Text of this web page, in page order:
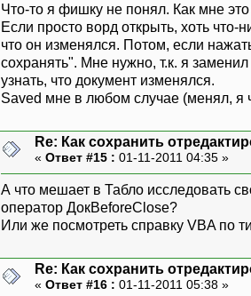
Что-то я фишку не понял. Как мне
Если просто ворд открыть, хоть что-
что он изменялся. Потом, если
сохранять". Мне нужно, т.к. я
узнать, что документ изменялся.
Saved мне в любом случае (менял, я
Re: Как сохранить
« Ответ #15 : 01-11-2011 04:35 »
А что мешает в Табло исследовать
оператор ДокBeforeClose?
Или же посмотреть справку VBA по
Re: Как сохранить
« Ответ #16 : 01-11-2011 05:38 »